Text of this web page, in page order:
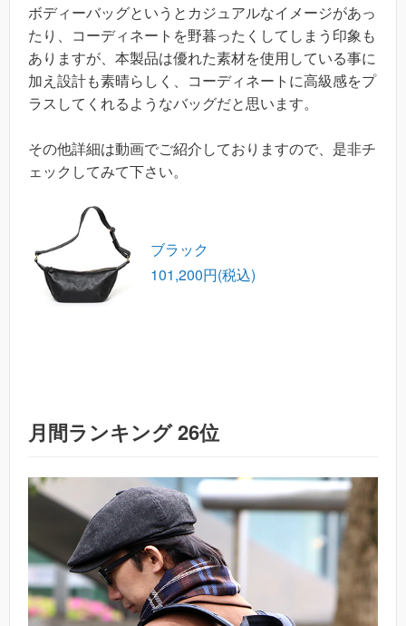
ボディーバッグというとカジュアルなイメージがあっ
たり、コーディネートを野暮ったくしてしまう印象も
ありますが、本製品は優れた素材を使用している事に
加え設計も素晴らしく、コーディネートに高級感をプ
ラスしてくれるようなバッグだと思います。
その他詳細は動画でご紹介しておりますので、是非チ
ェックしてみて下さい。
ブラック
101,200円(税込)
月間ランキング 26位